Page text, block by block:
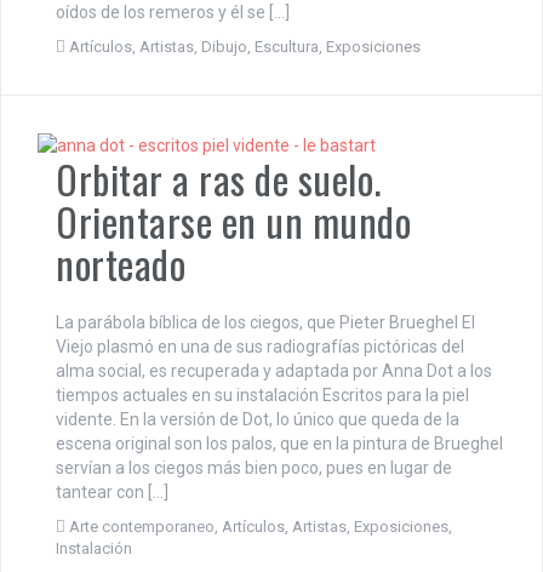
oídos de los remeros y él se […]
Artículos Artistas Dibujo Escultura Exposiciones
Orbitar a ras de suelo.
Orientarse en un mundo
norteado
La parábola bíblica de los ciegos, que Pieter Brueghel El
Viejo plasmó en una de sus radiografías pictóricas del
alma social, es recuperada y adaptada por Anna Dot a los
tiempos actuales en su instalación Escritos para la piel
vidente. En la versión de Dot, lo único que queda de la
escena original son los palos, que en la pintura de Brueghel
servían a los ciegos más bien poco, pues en lugar de
tantear con […]
Arte contemporaneo, Artículos, Artistas, Exposiciones,
Instalación